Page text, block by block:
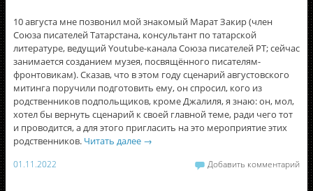
10 августа мне позвонил мой знакомый Марат Закир (член
Союза писателей Татарстана, консультант по татарской
литературе, ведущий Youtube-канала Союза писателей РТ; сейчас
занимается созданием музея, посвящённого писателям-
фронтовикам). Сказав, что в этом году сценарий августовского
митинга поручили подготовить ему, он спросил, кого из
родственников подпольщиков, кроме Джалиля, я знаю: он, мол,
хотел бы вернуть сценарий к своей главной теме, ради чего тот
и проводится, а для этого пригласить на это мероприятие этих
родственников. Читать далее →
01.11.2022 Добавить комментарий